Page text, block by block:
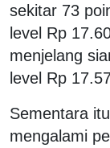
sekitar 73
level Rp
menjelang
level Rp
Sementara
mengalami